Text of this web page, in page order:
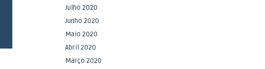
Julho 2020
Junho 2020
Maio 2020
Abril 2020
Março 2020